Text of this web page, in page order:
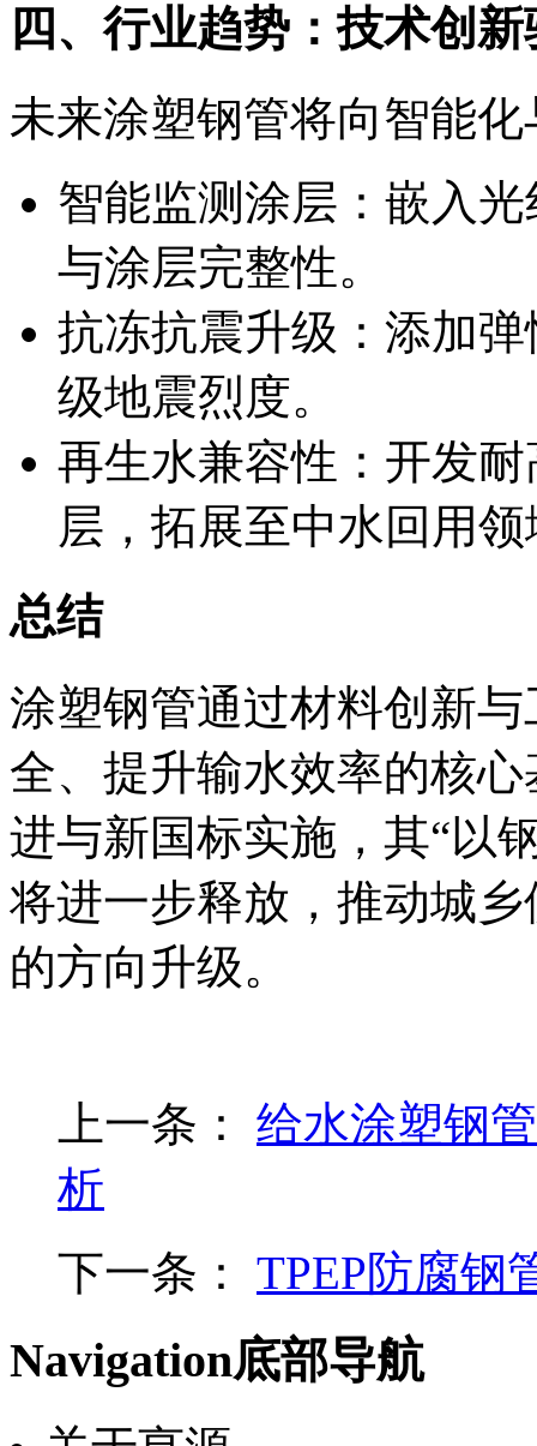
四、行业趋势：技术创
未来涂塑钢管将向智能
智能监测涂层：嵌入
与涂层完整性。
抗冻抗震升级：添加
级地震烈度。
再生水兼容性：开发
层，拓展至中水回用
总结
涂塑钢管通过材料创新
全、提升输水效率的核
进与新国标实施，其“以
将进一步释放，推动城
的方向升级。
上一条： 给水涂塑钢
析
下一条： TPEP防腐钢
Navigation底部导航